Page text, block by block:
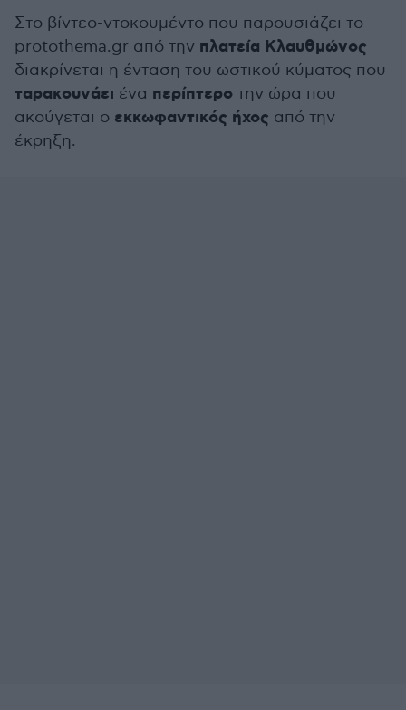
Στο βίντεο-ντοκουμέντο που παρουσιάζει το
protothema.gr από την πλατεία Κλαυθμώνος
διακρίνεται η ένταση του ωστικού κύματος που
ταρακουνάει ένα περίπτερο την ώρα που
ακούγεται ο εκκωφαντικός ήχος από την
έκρηξη.